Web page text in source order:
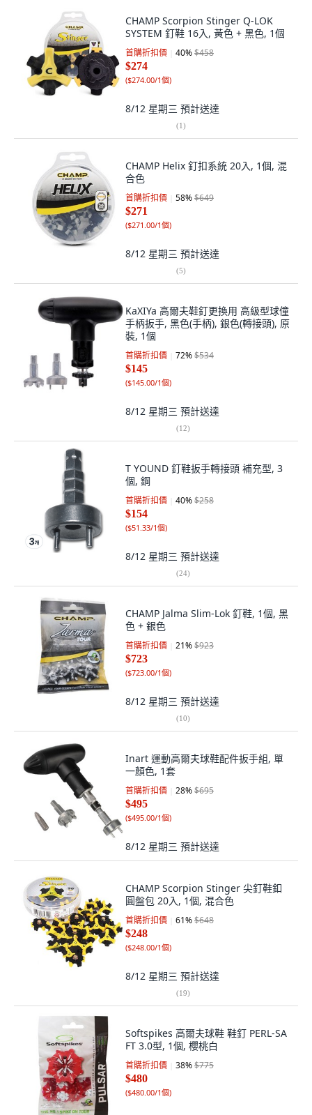
CHAMP Scorpion Stinger Q-LOK
SYSTEM 釘鞋 16入, 黃色 + 黑色, 1個
首購折扣價 40%$458
$274
($274.00/1個)
8/12 星期三 預計送達
(1)
CHAMP Helix 釘扣系統 20入, 1個, 混
合色
首購折扣價 58%$649
$271
($271.00/1個)
8/12 星期三 預計送達
(5)
KaXIYa 高爾夫鞋釘更換用 高級型球僮
手柄扳手, 黑色(手柄), 銀色(轉接頭), 原
裝, 1個
首購折扣價 72%$534
$145
($145.00/1個)
8/12 星期三 預計送達
(12)
T YOUND 釘鞋扳手轉接頭 補充型, 3
個, 鋼
首購折扣價 40%$258
$154
($51.33/1個)
8/12 星期三 預計送達
(24)
CHAMP Jalma Slim-Lok 釘鞋, 1個, 黑
色 + 銀色
首購折扣價 21%$923
$723
($723.00/1個)
8/12 星期三 預計送達
(10)
Inart 運動高爾夫球鞋配件扳手組, 單
一顏色, 1套
首購折扣價 28%$695
$495
($495.00/1個)
8/12 星期三 預計送達
CHAMP Scorpion Stinger 尖釘鞋釦
圓盤包 20入, 1個, 混合色
首購折扣價 61%$648
$248
($248.00/1個)
8/12 星期三 預計送達
(19)
Softspikes 高爾夫球鞋 鞋釘 PERL-SA
FT 3.0型, 1個, 櫻桃白
首購折扣價 38%$775
$480
($480.00/1個)